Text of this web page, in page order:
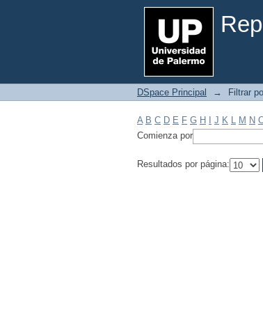
Filtrar por:
DSpace Principal → Filtrar
A B C D E F G H J K L M N
Comienza por
Resultados por página: